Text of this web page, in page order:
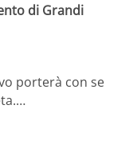
di Grandi
porterà con se